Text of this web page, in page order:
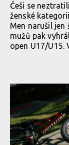
Češi se
ženské
Men narušil jen
mužů pak
open U17/U15.